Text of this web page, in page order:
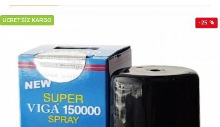
ÜCRETSİZ KARGO -25 %